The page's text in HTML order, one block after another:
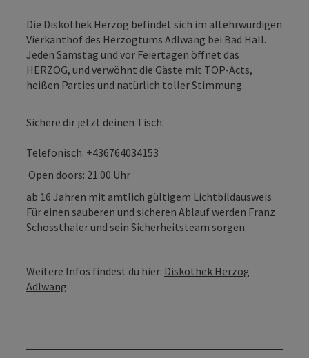
Die Diskothek Herzog befindet sich im altehrwürdigen
Vierkanthof des Herzogtums Adlwang bei Bad Hall.
Jeden Samstag und vor Feiertagen öffnet das
HERZOG, und verwöhnt die Gäste mit TOP-Acts,
heißen Parties und natürlich toller Stimmung.
Sichere dir jetzt deinen Tisch:
Telefonisch: +436764034153
Open doors: 21:00 Uhr
ab 16 Jahren mit amtlich gültigem Lichtbildausweis
Für einen sauberen und sicheren Ablauf werden Franz
Schossthaler und sein Sicherheitsteam sorgen.
Weitere Infos findest du hier: Diskothek Herzog
Adlwang